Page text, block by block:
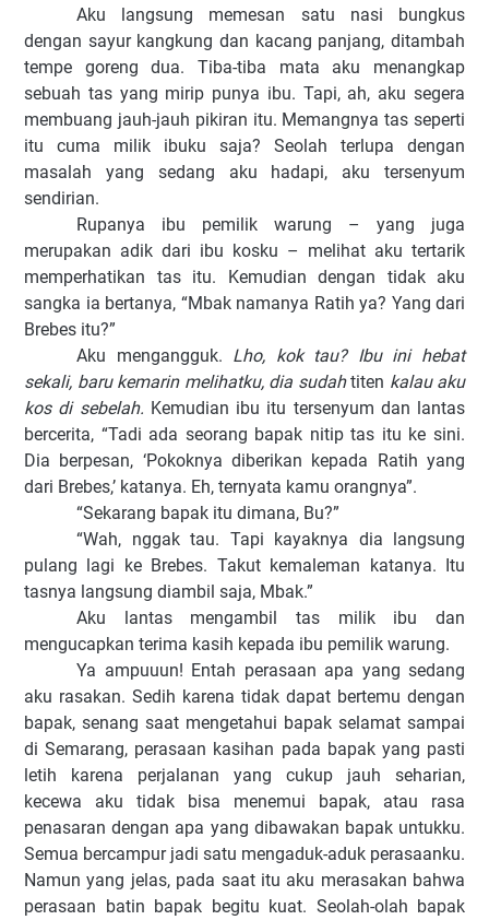
Aku langsung memesan satu nasi bungkus
dengan sayur kangkung dan kacang panjang, ditambah
tempe goreng dua. Tiba-tiba mata aku menangkap
sebuah tas yang mirip punya ibu. Tapi, ah, aku segera
membuang jauh-jauh pikiran itu. Memangnya tas seperti
itu cuma milik ibuku saja? Seolah terlupa dengan
masalah yang sedang aku hadapi, aku tersenyum
sendirian.
Rupanya ibu pemilik warung – yang juga
merupakan adik dari ibu kosku – melihat aku tertarik
memperhatikan tas itu. Kemudian dengan tidak aku
sangka ia bertanya, “Mbak namanya Ratih ya? Yang dari
Brebes itu?”
Aku mengangguk. Lho, kok tau? Ibu ini hebat
sekali, baru kemarin melihatku, dia sudahtiten kalau aku
kos di sebelah. Kemudian ibu itu tersenyum dan lantas
bercerita, “Tadi ada seorang bapak nitip tas itu ke sini.
Dia berpesan, ‘Pokoknya diberikan kepada Ratih yang
dari Brebes,’ katanya. Eh, ternyata kamu orangnya”.
“Sekarang bapak itu dimana, Bu?”
“Wah, nggak tau. Tapi kayaknya dia langsung
pulang lagi ke Brebes. Takut kemaleman katanya. Itu
tasnya langsung diambil saja, Mbak.”
Aku lantas mengambil tas milik ibu dan
mengucapkan terima kasih kepada ibu pemilik warung.
Ya ampuuun! Entah perasaan apa yang sedang
aku rasakan. Sedih karena tidak dapat bertemu dengan
bapak, senang saat mengetahui bapak selamat sampai
di Semarang, perasaan kasihan pada bapak yang pasti
letih karena perjalanan yang cukup jauh seharian,
kecewa aku tidak bisa menemui bapak, atau rasa
penasaran dengan apa yang dibawakan bapak untukku.
Semua bercampur jadi satu mengaduk-aduk perasaanku.
Namun yang jelas, pada saat itu aku merasakan bahwa
perasaan batin bapak begitu kuat. Seolah-olah bapak